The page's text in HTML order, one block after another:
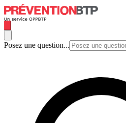
Posez une question...